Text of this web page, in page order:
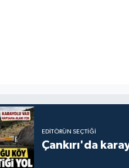
EDITÖRÜN SEÇTIĞI
Çankırı'da